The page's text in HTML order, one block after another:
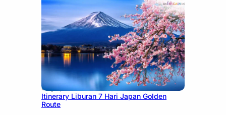
July 7, 2026
Itinerary Liburan 7 Hari Japan Golden
Route